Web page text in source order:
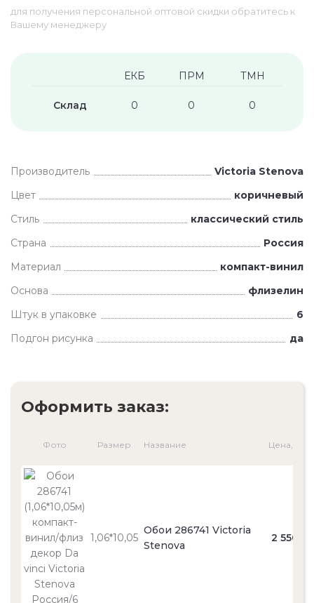
для получения персональной оптовой скидки обратитесь к
Вашему менеджеру
ЕКБ ПРМ ТМН
Склад 0 0 0
Производитель
Victoria Stenova
Цвет
коричневый
Стиль
классический стиль
Страна
Россия
Материал
компакт-винил
Основа
флизелин
Штук в упаковке
6
Подгон рисунка
да
Оформить заказ:
Фото Размер Название Цена, ₽
1,06*10,05
Обои 286741 Victoria
Stenova
2 550